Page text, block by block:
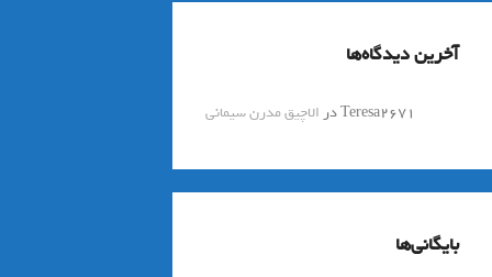
آخرین دیدگاه‌ها
Teresa2671در الاچیق مدرن سیمانی
بایگانی‌ها